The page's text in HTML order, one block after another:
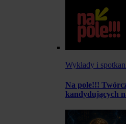
Wykłady i
Na pole!!!
kandydujących